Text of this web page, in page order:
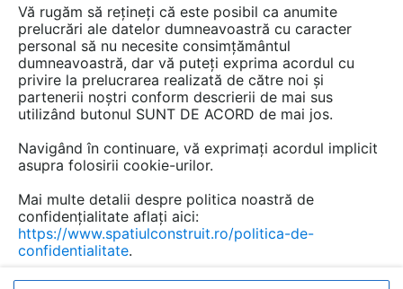
9 ARTICOLE
Poarta din aluminiu CRONOS – eleganță geometrică și
RESTRANGE
Vă rugăm să rețineți că este posibil ca anumite
prelucrări ale datelor dumneavoastră cu caracter
personal să nu necesite consimțământul
dumneavoastră, dar vă puteți exprima acordul cu
privire la prelucrarea realizată de către noi și
partenerii noștri conform descrierii de mai sus
utilizând butonul SUNT DE ACORD de mai jos.
Navigând în continuare, vă exprimați acordul implicit
asupra folosirii cookie-urilor.
Mai multe detalii despre politica noastră de
confidențialitate aflați aici:
https://www.spatiulconstruit.ro/politica-de-
confidentialitate.